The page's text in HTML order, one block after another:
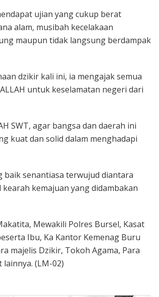
ujian yang cukup berat
alam, musibah kecelakaan
maupun tidak langsung berdampak
dzikir kali ini, ia mengajak semua
untuk keselamatan negeri dari
SWT, agar bangsa dan daerah ini
kuat dan solid dalam menghadapi
baik senantiasa terwujud diantara
kemajuan yang didambakan
Mewakili Polres Bursel, Kasat
Ibu, Ka Kantor Kemenag Buru
majelis Dzikir, Tokoh Agama, Para
(LM-02)